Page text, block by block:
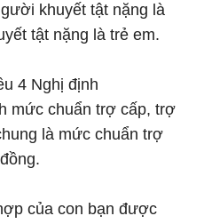
khuyết tật nặng là
tật nặng là trẻ em.
4 Nghị định
mức chuẩn trợ cấp, trợ
là mức chuẩn trợ
của con bạn được